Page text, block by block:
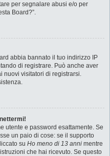
per segnalare abusi e/o per
Board?”.
abbia bannato il tuo indirizzo IP
di registrare. Può anche aver
nuovi visitatori di registrarsi.
utente e password esattamente. Se
un paio di cose: se il supporto
su Ho meno di 13 anni mentre
che hai ricevuto. Se questo